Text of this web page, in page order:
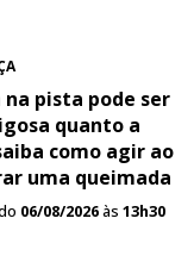
na pista pode ser
quanto a
como agir ao
uma queimada
06/08/2026às 13h30